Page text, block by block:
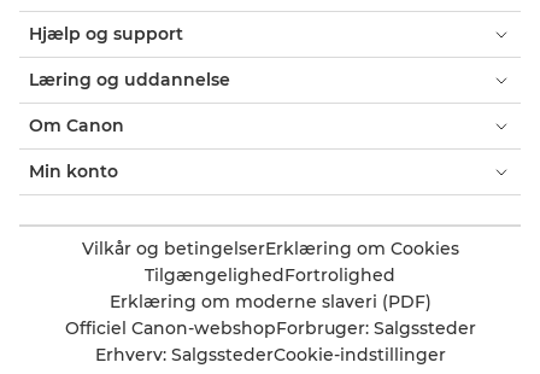
Hjælp og support
Læring og uddannelse
Om Canon
Min konto
Vilkår og betingelserErklæring om Cookies
TilgængelighedFortrolighed
Erklæring om moderne slaveri (PDF)
Officiel Canon-webshopForbruger: Salgssteder
Erhverv: SalgsstederCookie-indstillinger